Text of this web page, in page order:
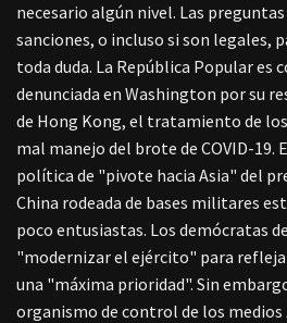
necesario algún nivel. Las
sanciones, o incluso si son legales,
toda duda. La República Popular es
denunciada en Washington por su
de Hong Kong, el tratamiento de
mal manejo del brote de COVID-19.
política de "pivote hacia Asia" del
China rodeada de bases militares
poco entusiastas. Los demócratas
"modernizar el ejército" para
una "máxima prioridad". Sin
organismo de control de los medios